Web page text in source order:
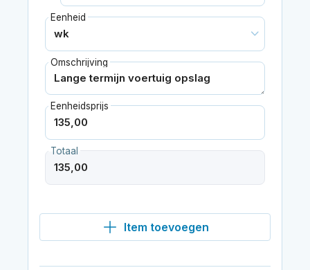
Eenheid
Omschrijving
Eenheidsprijs
Totaal
Item toevoegen